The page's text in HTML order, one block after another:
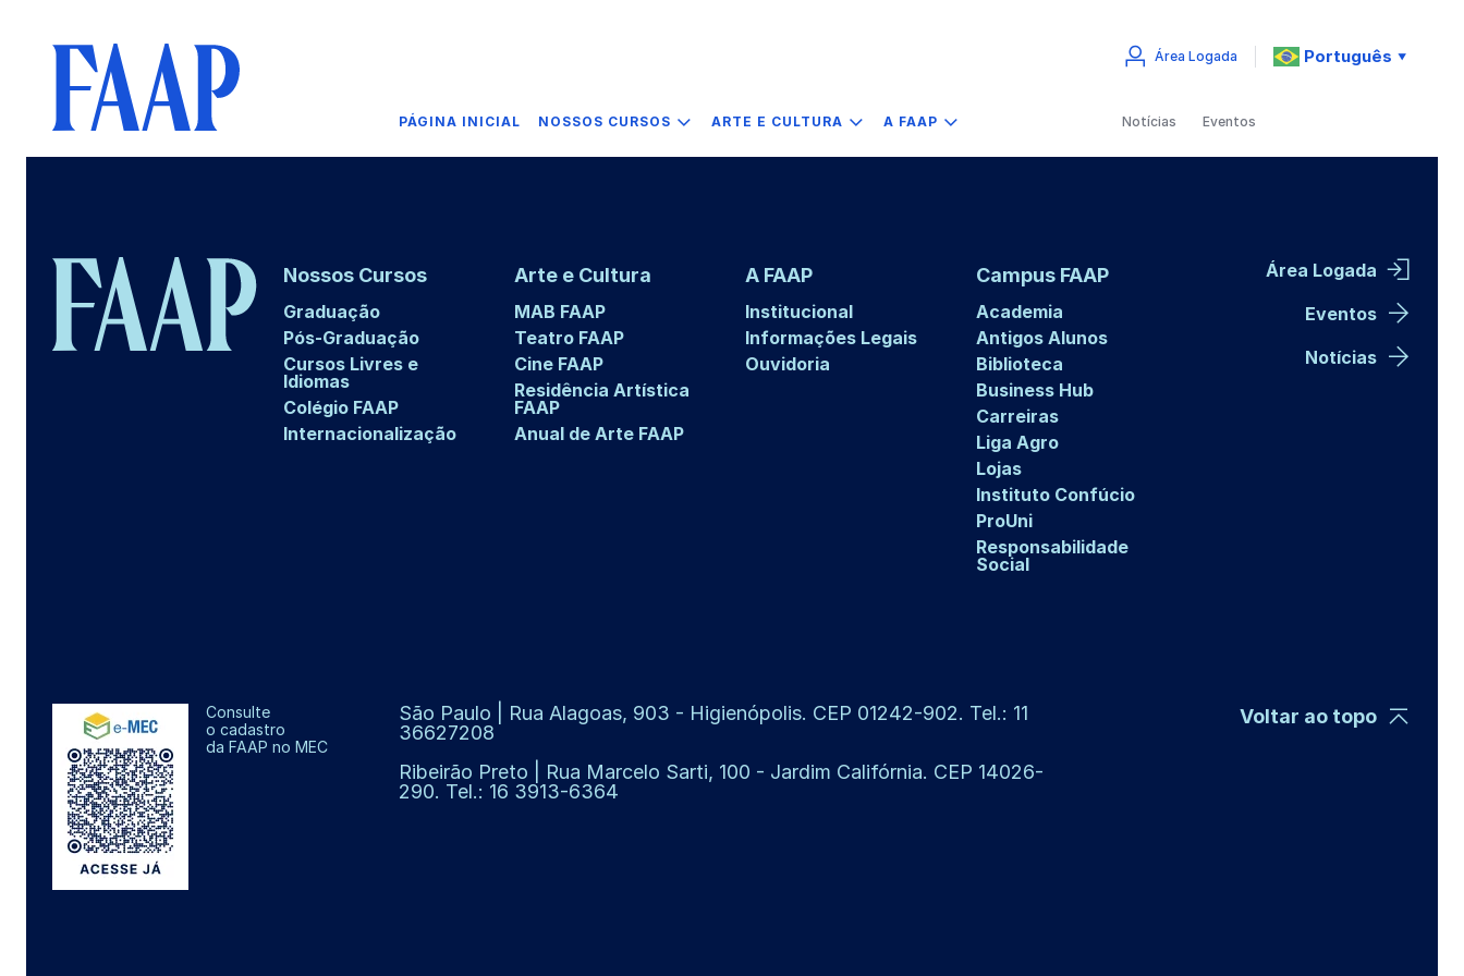
PÁGINA INICIAL NOSSOS CURSOS ARTE E CULTURA A FAAP
Área Logada Português ▼
Notícias Eventos
Nossos Cursos
Graduação
Pós-Graduação
Cursos Livres e
Idiomas
Colégio FAAP
Internacionalização
Arte e Cultura
MAB FAAP
Teatro FAAP
Cine FAAP
Residência Artística
FAAP
Anual de Arte FAAP
A FAAP
Institucional
Informações Legais
Ouvidoria
Campus FAAP
Academia
Antigos Alunos
Biblioteca
Business Hub
Carreiras
Liga Agro
Lojas
Instituto Confúcio
ProUni
Responsabilidade
Social
Área Logada
Eventos
Notícias
Consulte
o cadastro
da FAAP no MEC
São Paulo | Rua Alagoas, 903 - Higienópolis. CEP 01242-902. Tel.: 11
36627208
Ribeirão Preto | Rua Marcelo Sarti, 100 - Jardim Califórnia. CEP 14026-
290. Tel.: 16 3913-6364
Voltar ao topo